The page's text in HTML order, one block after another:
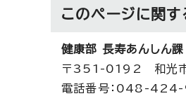
このページに関す
健康部 長寿あんしん
〒351-0192 和光
電話番号：048-